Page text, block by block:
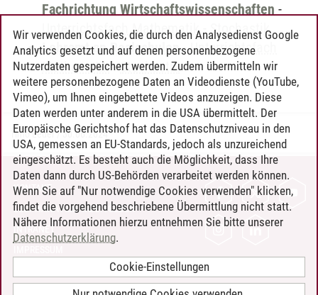
Fachrichtung Wirtschaftswissenschaften -
Unterrichtsfach Mathematik-Stochastik
Lehramt an Realschulen-Unterrichtsfach
Mathematik-Stochastik
Timo Leder/30.06.2024
KONTAKT
LEUPHANA ALS ARBEITGEBER
INTRANET
BARRIEREFREIHEIT
Wir verwenden Cookies, die durch den Analysedienst Google
Analytics gesetzt und auf denen personenbezogene
Nutzerdaten gespeichert werden. Zudem übermitteln wir
weitere personenbezogene Daten an Videodienste (YouTube,
Vimeo), um Ihnen eingebettete Videos anzuzeigen. Diese
Daten werden unter anderem in die USA übermittelt. Der
Europäische Gerichtshof hat das Datenschutzniveau in den
USA, gemessen an EU-Standards, jedoch als unzureichend
eingeschätzt. Es besteht auch die Möglichkeit, dass Ihre
Daten dann durch US-Behörden verarbeitet werden können.
Wenn Sie auf "Nur notwendige Cookies verwenden" klicken,
findet die vorgehend beschriebene Übermittlung nicht statt.
Nähere Informationen hierzu entnehmen Sie bitte unserer
Datenschutzerklärung.
Cookie-Einstellungen